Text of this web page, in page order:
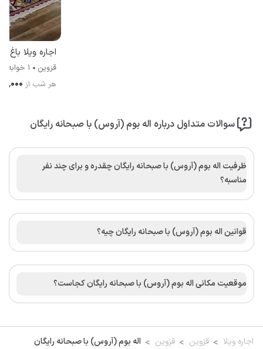
اجاره ویلا باغ
قزوین
1 خوابه
هر شب از
سوالات متداول درباره اله بوم (آروس) با صبحانه رایگان
ظرفیت اله بوم (آروس) با صبحانه رایگان چقدره و برای چند نفر
مناسبه؟
قوانین اله بوم (آروس) با صبحانه رایگان چیه؟
موقعیت مکانی اله بوم (آروس) با صبحانه رایگان کجاست؟
اجاره ویلا قزوین قزوین اله بوم (آروس) با صبحانه رایگان